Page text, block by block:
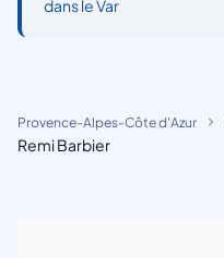
dans le Var
Provence-Alpes-Côte d'Azur
Remi Barbier